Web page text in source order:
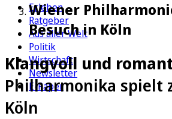
Erleben
Ratgeber
Aus aller Welt
Politik
Wirtschaft
Newsletter
E-Paper
Wiener
Besuch in Köln
Klangvoll und
Philharmonika spielt
Köln